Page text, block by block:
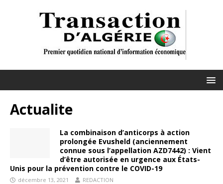
Actualite
La combinaison d’anticorps à action
prolongée Evusheld (anciennement
connue sous l’appellation AZD7442) : Vient
d’être autorisée en urgence aux États-
Unis pour la prévention contre le COVID-19
décembre 13, 2021 REDACTION